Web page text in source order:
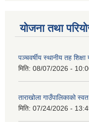
योजना तथा
पञ्चवर्षीय स्थानीय तह
मिति: 08/07/2026 -
ताराखोला गाउँपालिकाको
मिति: 07/24/2026 -